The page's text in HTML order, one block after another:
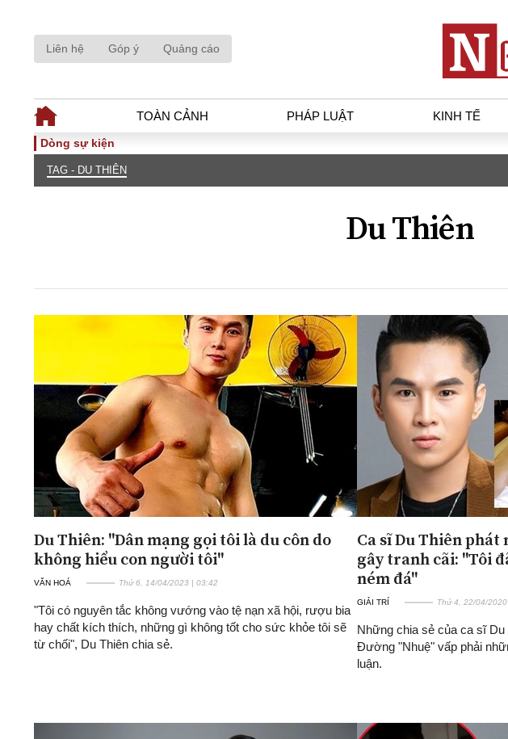
Liên hệ Góp ý Quảng cáo
TOÀN CẢNH PHÁP LUẬT KINH TẾ
TOÀN CẢNH
Thế giới
Góc nhìn luật gia
An ninh - Hình sự
Xu
ĐA CHIỀU
Quan điểm
Xi nhan Trái Phải
Bạn đọc viết
INFOCUS
Dòng sự kiện
TAG - DU THIÊN
Du Thiên
Du Thiên: "Dân mạng gọi tôi là du côn do
không hiểu con người tôi"
VĂN HOÁ Thứ 6, 14/04/2023 | 03:42
"Tôi có nguyên tắc không vướng vào tệ nạn xã hội, rượu bia
hay chất kích thích, những gì không tốt cho sức khỏe tôi sẽ
từ chối", Du Thiên chia sẻ.
Ca sĩ Du Thiên
gây tranh cãi: "Tôi
ném đá"
GIẢI TRÍ Thứ 4, 22/04/
Những chia sẻ của ca sĩ
Đường "Nhuệ" vấp phải
luận.